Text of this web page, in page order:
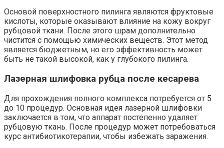
Основой поверхностного пилинга являются фруктовые
кислоты, которые оказывают влияние на кожу вокруг
рубцовой ткани. После этого шрам дополнительно
чистится с помощью химических веществ. Этот метод
является бюджетным, но его эффективность может
быть не такой высокой, как у глубокого пилинга.
Лазерная шлифовка рубца после кесарева
Для прохождения полного комплекса потребуется от 5
до 10 процедур. Основная идея лазерной шлифовки
заключается в том, что аппарат постепенно удаляет
рубцовую ткань. После процедур может потребоваться
курс антибиотикотерапии, чтобы избежать заражения.